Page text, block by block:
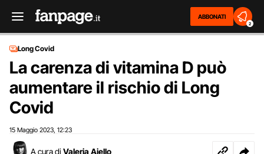
ABBONATI
2
Long Covid
La carenza di vitamina D può
aumentare il rischio di Long
Covid
15 Maggio 2023 12:23
A cura di Valeria Aiello